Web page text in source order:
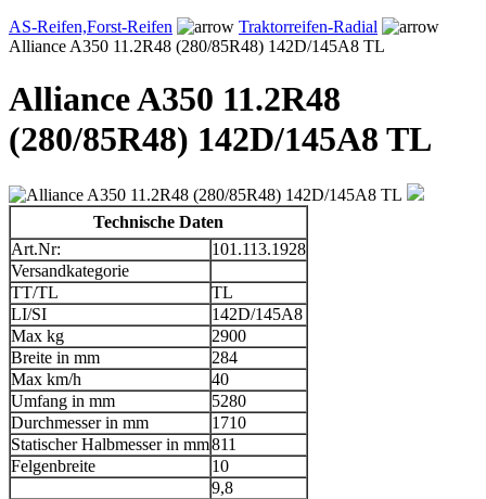
AS-Reifen,Forst-Reifen
Traktorreifen-Radial
Alliance A350 11.2R48 (280/85R48) 142D/145A8 TL
Alliance A350 11.2R48
(280/85R48) 142D/145A8 TL
Technische Daten
Art.Nr:
101.113.1928
Versandkategorie
TT/TL
TL
LI/SI
142D/145A8
Max kg
2900
Breite in mm
284
Max km/h
40
Umfang in mm
5280
Durchmesser in mm
1710
Statischer Halbmesser in mm811
Felgenbreite
10
9,8